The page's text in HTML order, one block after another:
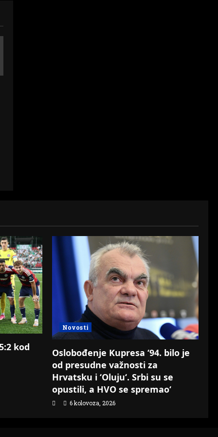
kod
Novosti
Oslobođenje Kupresa ‘94. bilo je
od presudne važnosti za
Hrvatsku i ‘Oluju‘. Srbi su se
opustili, a HVO se spremao‘
6 kolovoza, 2026